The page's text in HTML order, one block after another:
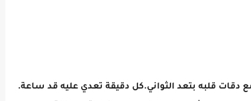
قلبه بتعد الثواني.كل دقيقة تعدي عليه قد ساعة.